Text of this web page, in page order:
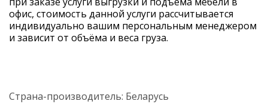
офис, стоимость данной услуги рассчитывается
индивидуально вашим персональным менеджером
и зависит от объёма и веса груза.
Страна-производитель: Беларусь